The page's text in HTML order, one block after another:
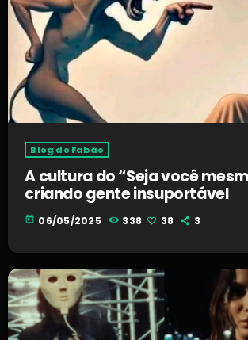
Blog do Fabão
A cultura do “Seja você
criando gente insuportável
today 06/05/2025 338 38 3